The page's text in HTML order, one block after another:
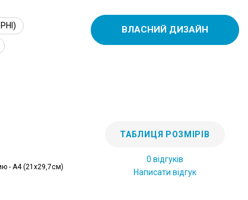
ВЛАСНИЙ ДИЗАЙН
- А4 (21x29,7см)
ТАБЛИЦЯ РОЗМІРІВ
0 відгуків
Написати відгук